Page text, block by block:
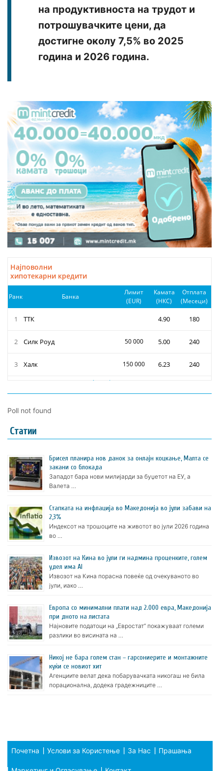
на продуктивноста на трудот и
потрошувачките цени, да
достигне околу 7,5% во 2025
година и 2026 година.
Poll not found
Статии
Брисел планира нов данок за онлајн коцкање, Малта се
закани со блокада
Западот бара нови милијарди за буџетот на ЕУ, а
Валета …
Стапката на инфлација во Македонија во јули забави на
2,3%
Индексот на трошоците на животот во јули 2026 година
во …
Извозот на Кина во јули ги надмина проценките, голем
удел има AI
Извозот на Кина порасна повеќе од очекуваното во
јули, иако …
Европа со минимални плати над 2.000 евра, Македонија
при дното на листата
Најновите податоци на „Евростат“ покажуваат големи
разлики во висината на …
Никој не бара голем стан – гарсониерите и монтажните
куќи се новиот хит
Агенциите велат дека побарувачката никогаш не била
порационална, додека градежниците …
Почетна Услови за Користење За Нас Прашања